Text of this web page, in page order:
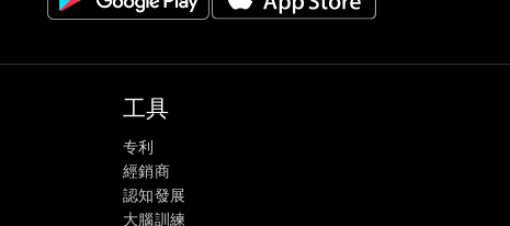
工具
专利
經銷商
認知發展
大腦訓練